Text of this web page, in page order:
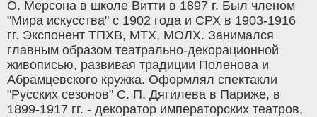
О. Мерсона в школе Витти в 1897 г. Был членом
"Мира искусства" с 1902 года и СРХ в 1903-1916
гг. Экспонент ТПХВ, МТХ, МОЛХ. Занимался
главным образом театрально-декорационной
живописью, развивая традиции Поленова и
Абрамцевского кружка. Оформлял спектакли
"Русских сезонов" С. П. Дягилева в Париже, в
1899-1917 гг. - декоратор императорских театров,